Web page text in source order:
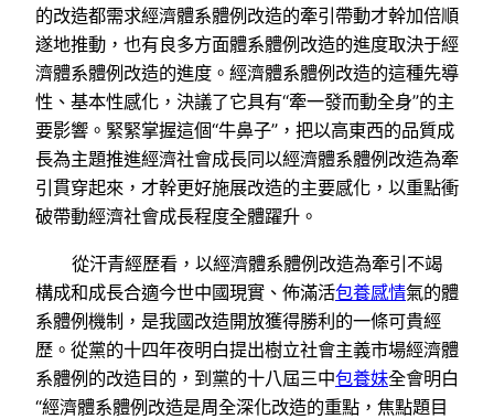
的改造都需求經濟體系體例改造的牽引帶動才幹加倍順
遂地推動，也有良多方面體系體例改造的進度取決于經
濟體系體例改造的進度。經濟體系體例改造的這種先導
性、基本性感化，決議了它具有“牽一發而動全身”的主
要影響。緊緊掌握這個“牛鼻子”，把以高東西的品質成
長為主題推進經濟社會成長同以經濟體系體例改造為牽
引貫穿起來，才幹更好施展改造的主要感化，以重點衝
破帶動經濟社會成長程度全體躍升。
從汗青經歷看，以經濟體系體例改造為牽引不竭
構成和成長合適今世中國現實、佈滿活包養感情氣的體
系體例機制，是我國改造開放獲得勝利的一條可貴經
歷。從黨的十四年夜明白提出樹立社會主義市場經濟體
系體例的改造目的，到黨的十八屆三中包養妹全會明白
“經濟體系體例改造是周全深化改造的重點，焦點題目